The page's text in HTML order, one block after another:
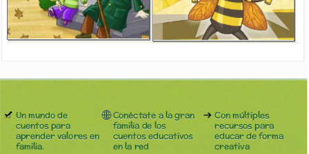
Un mundo de
cuentos para
aprender valores en
familia.
Conéctate a la gran
familia de los
cuentos educativos
en la red
Con múltiples
recursos para
educar de forma
creativa